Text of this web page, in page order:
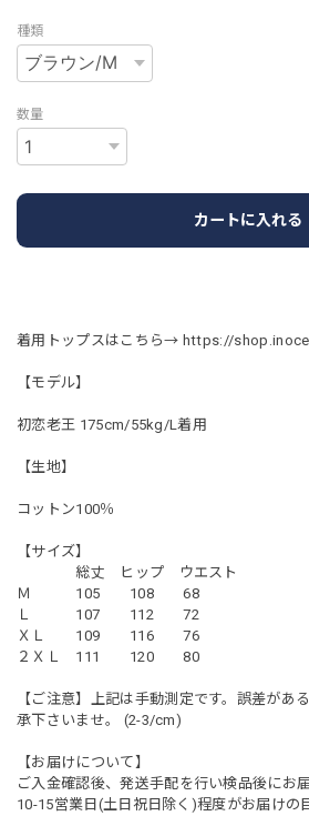
種類
数量
カートに入れる
着用トップスはこちら→ https://
【モデル】
初恋老王 175cm/55kg/L着用
【生地】
コットン100％
【サイズ】
総丈 ヒップ ウエスト
Ｍ 105 108 68
Ｌ 107 112 72
ＸＬ 109 116 76
２ＸＬ 111 120 80
【ご注意】上記は手動測定です。誤差があ
承下さいませ。 (2-3/cm)
【お届けについて】
ご入金確認後、発送手配を行い検品後にお届
10-15営業日(土日祝日除く)程度がお届けの